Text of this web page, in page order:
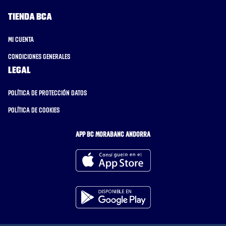
Tienda BCA
Mi cuenta
Condiciones generales
Legal
Política de protección datos
Política de cookies
APP BC MORABANC ANDORRA